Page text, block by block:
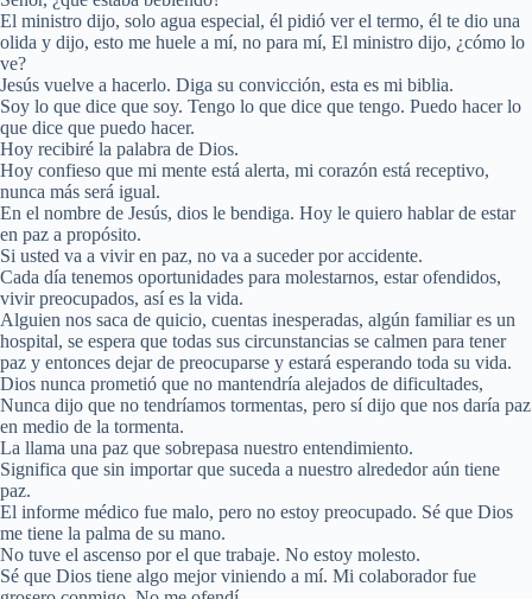
El ministro dijo, solo agua especial, él pidió ver el termo, él te dio una
olida y dijo, esto me huele a mí, no para mí, El ministro dijo, ¿cómo lo
ve?
Jesús vuelve a hacerlo. Diga su convicción, esta es mi biblia.
Soy lo que dice que soy. Tengo lo que dice que tengo. Puedo hacer lo
que dice que puedo hacer.
Hoy recibiré la palabra de Dios.
Hoy confieso que mi mente está alerta, mi corazón está receptivo,
nunca más será igual.
En el nombre de Jesús, dios le bendiga. Hoy le quiero hablar de estar
en paz a propósito.
Si usted va a vivir en paz, no va a suceder por accidente.
Cada día tenemos oportunidades para molestarnos, estar ofendidos,
vivir preocupados, así es la vida.
Alguien nos saca de quicio, cuentas inesperadas, algún familiar es un
hospital, se espera que todas sus circunstancias se calmen para tener
paz y entonces dejar de preocuparse y estará esperando toda su vida.
Dios nunca prometió que no mantendría alejados de dificultades,
Nunca dijo que no tendríamos tormentas, pero sí dijo que nos daría paz
en medio de la tormenta.
La llama una paz que sobrepasa nuestro entendimiento.
Significa que sin importar que suceda a nuestro alrededor aún tiene
paz.
El informe médico fue malo, pero no estoy preocupado. Sé que Dios
me tiene la palma de su mano.
No tuve el ascenso por el que trabaje. No estoy molesto.
Sé que Dios tiene algo mejor viniendo a mí. Mi colaborador fue